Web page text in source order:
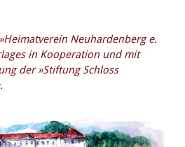
Neuhardenberg e.
in Kooperation und mit
der »Stiftung Schloss